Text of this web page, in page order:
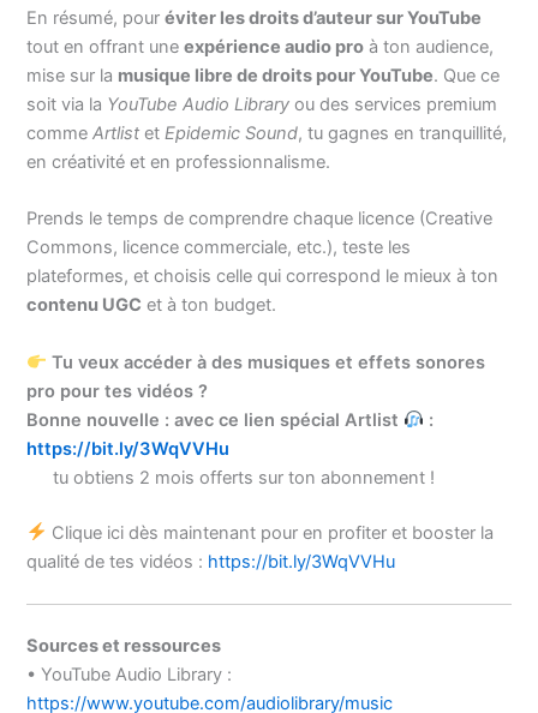
En résumé, pouréviter les droits d’auteur sur YouTube
tout en offrant uneexpérience audio pro à ton audience,
mise sur la musique libre de droits pour YouTube. Que ce
soit via la YouTube Audio Library ou des services premium
commeArtlist etEpidemic Sound, tu gagnes en tranquillité,
en créativité et en professionnalisme.
Prends le temps de comprendre chaque licence (Creative
Commons, licence commerciale, etc.), teste les
plateformes, et choisis celle qui correspond le mieux à ton
contenu UGC et à ton budget.
Tu veux accéder à des musiques et effets sonores
pro pour tes vidéos ?
Bonne nouvelle : avec ce lien spécial Artlist
:
https://bit.ly/3WqVVHu
tu obtiens 2 mois offerts sur ton abonnement !
Clique ici dès maintenant pour en profiter et booster la
qualité de tes vidéos : https://bit.ly/3WqVVHu
Sources et ressources
• YouTube Audio Library :
https://www.youtube.com/audiolibrary/music